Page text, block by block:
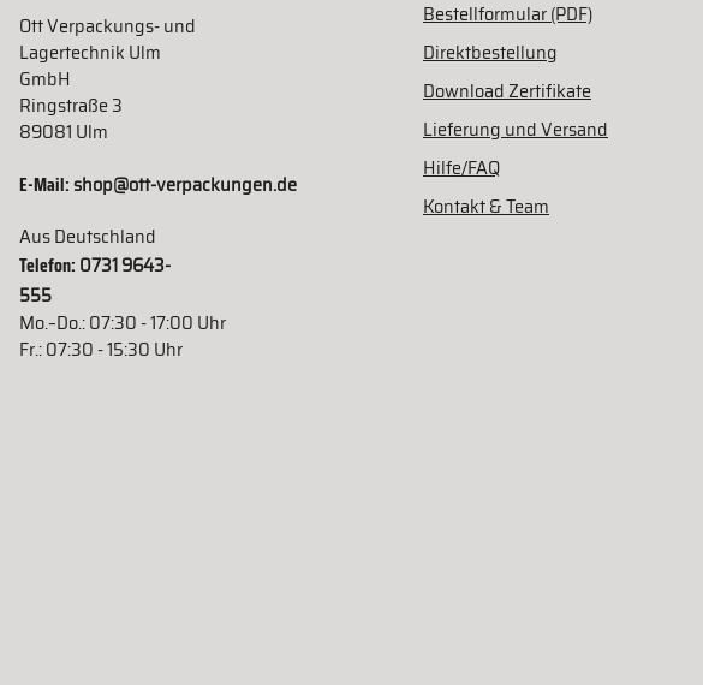
Ott Verpackungs- und
Lagertechnik Ulm
GmbH
Ringstraße 3
89081 Ulm
E-Mail:shop@ott-verpackungen.de
Aus Deutschland
Telefon: 0731 9643-
555
Mo.–Do.: 07:30 - 17:00 Uhr
Fr.: 07:30 - 15:30 Uhr
Bestellformular (PDF)
Direktbestellung
Download Zertifikate
Lieferung und Versand
Hilfe/FAQ
Kontakt & Team